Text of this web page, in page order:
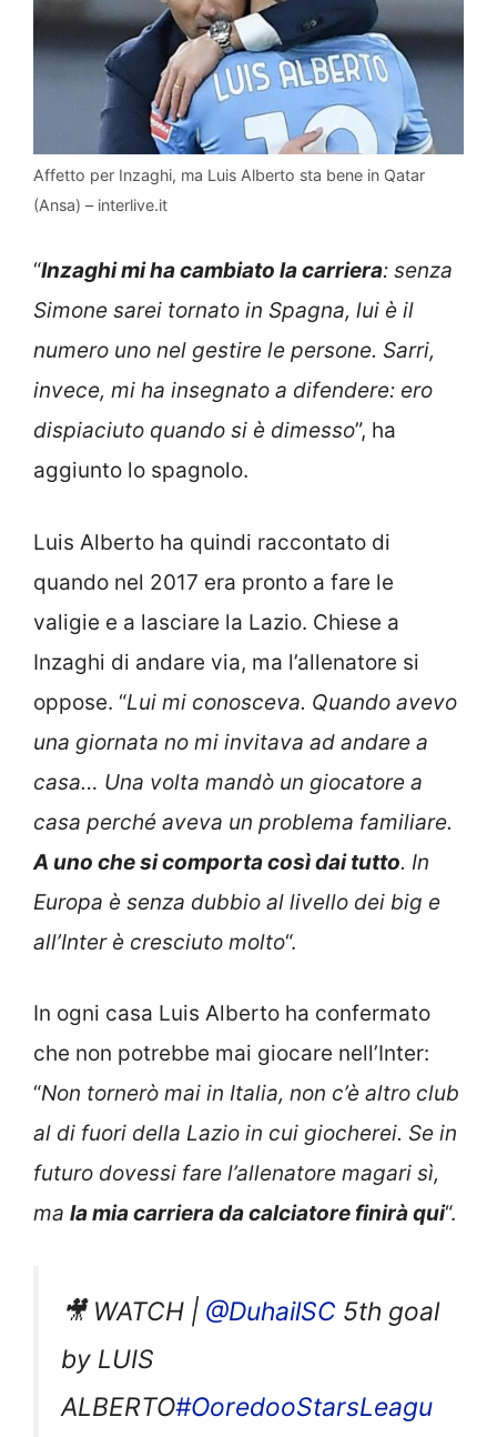
Affetto per Inzaghi, ma Luis Alberto sta bene in Qatar
(Ansa) – interlive.it
“Inzaghi mi ha cambiato la carriera: senza
Simone sarei tornato in Spagna, lui è il
numero uno nel gestire le persone. Sarri,
invece, mi ha insegnato a difendere: ero
dispiaciuto quando si è dimesso”, ha
aggiunto lo spagnolo.
Luis Alberto ha quindi raccontato di
quando nel 2017 era pronto a fare le
valigie e a lasciare la Lazio. Chiese a
Inzaghi di andare via, ma l’allenatore si
oppose. “Lui mi conosceva. Quando avevo
una giornata no mi invitava ad andare a
casa… Una volta mandò un giocatore a
casa perché aveva un problema familiare.
A uno che si comporta così dai tutto. In
Europa è senza dubbio al livello dei big e
all’Inter è cresciuto molto“.
In ogni casa Luis Alberto ha confermato
che non potrebbe mai giocare nell’Inter:
“Non tornerò mai in Italia, non c’è altro club
al di fuori della Lazio in cui giocherei. Se in
futuro dovessi fare l’allenatore magari sì,
ma la mia carriera da calciatore finirà qui“.
🎥 WATCH | @DuhailSC 5th goal
by LUIS
ALBERTO#OoredooStarsLeagu